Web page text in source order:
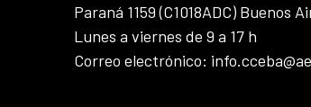
Paraná 1159 (C1018ADC) Buenos
Lunes a viernes de 9 a 17 h
Correo electrónico: